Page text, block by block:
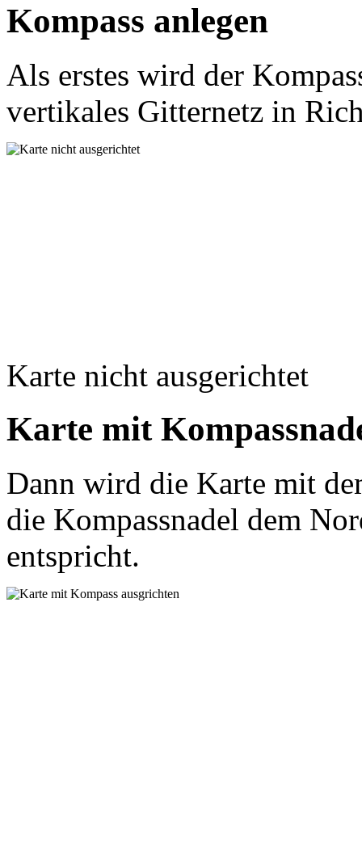
Kompass anlegen
Als erstes wird der
vertikales Gitternetz in
Karte nicht ausgerichtet
Karte mit
Dann wird die Karte mit
die Kompassnadel dem
entspricht.